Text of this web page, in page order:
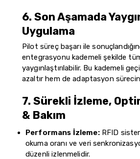
6. Son Aşamada
Uygulama
Pilot süreç başarı ile
entegrasyonu kademeli şekilde
yaygınlaştırılabilir. Bu kademeli
azaltır hem de adaptasyon
7. Sürekli İzleme,
& Bakım
Performans İzleme:RFID
okuma oranı ve veri
düzenli izlenmelidir.